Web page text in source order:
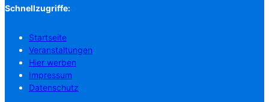
Schnellzugriffe:
Startseite
Veranstaltungen
Hier werben
Impressum
Datenschutz